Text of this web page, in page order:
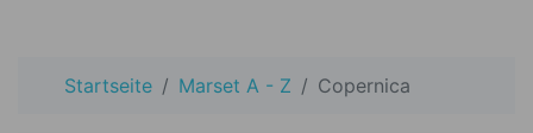
Startseite Marset A - Z Copernica